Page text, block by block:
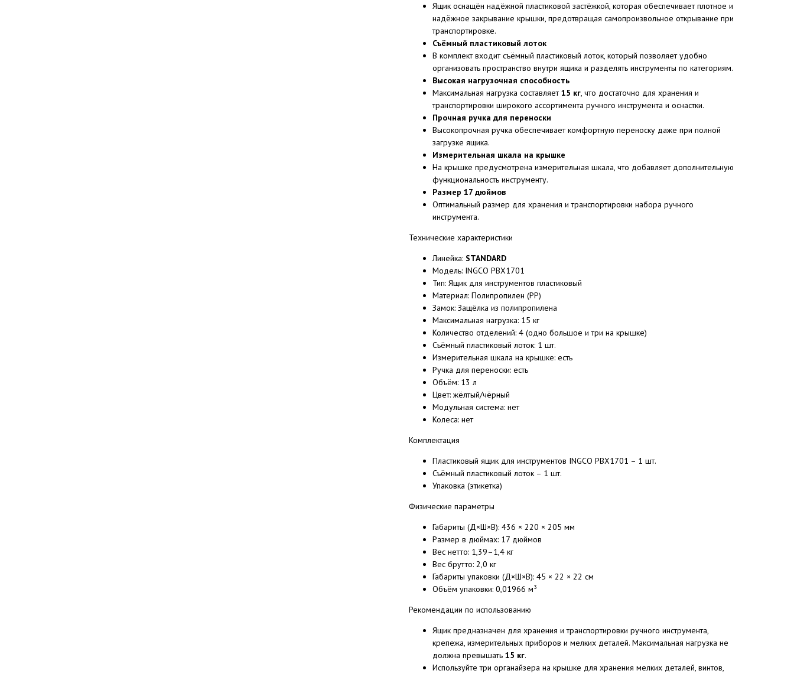
Ящик оснащён надёжной пластиковой застёжкой, которая обеспечивает плотное и
надёжное закрывание крышки, предотвращая самопроизвольное открывание при
транспортировке.
Съёмный пластиковый лоток
В комплект входит съёмный пластиковый лоток, который позволяет удобно
организовать пространство внутри ящика и разделять инструменты по категориям.
Высокая нагрузочная способность
Максимальная нагрузка составляет15 кг, что достаточно для хранения и
транспортировки широкого ассортимента ручного инструмента и оснастки.
Прочная ручка для переноски
Высокопрочная ручка обеспечивает комфортную переноску даже при полной
загрузке ящика.
Измерительная шкала на крышке
На крышке предусмотрена измерительная шкала, что добавляет дополнительную
функциональность инструменту.
Размер 17 дюймов
Оптимальный размер для хранения и транспортировки набора ручного
инструмента.
Технические характеристики
Линейка: STANDARD
Модель: INGCO PBX1701
Тип: Ящик для инструментов пластиковый
Материал: Полипропилен (PP)
Замок: Защёлка из полипропилена
Максимальная нагрузка: 15 кг
Количество отделений: 4 (одно большое и три на крышке)
Съёмный пластиковый лоток: 1 шт.
Измерительная шкала на крышке: есть
Ручка для переноски: есть
Объём: 13 л
Цвет: жёлтый/чёрный
Модульная система: нет
Колеса: нет
Комплектация
Пластиковый ящик для инструментов INGCO PBX1701 – 1 шт.
Съёмный пластиковый лоток – 1 шт.
Упаковка (этикетка)
Физические параметры
Габариты (Д×Ш×В): 436 × 220 × 205 мм
Размер в дюймах: 17 дюймов
Вес нетто: 1,39–1,4 кг
Вес брутто: 2,0 кг
Габариты упаковки (Д×Ш×В): 45 × 22 × 22 см
Объём упаковки: 0,01966 м³
Рекомендации по использованию
Ящик предназначен для хранения и транспортировки ручного инструмента,
крепежа, измерительных приборов и мелких деталей. Максимальная нагрузка не
должна превышать 15 кг.
Используйте три органайзера на крышке для хранения мелких деталей, винтов,